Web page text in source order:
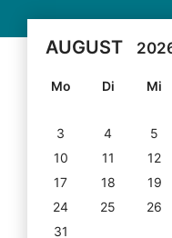
AUGUST
Mo Di Mi
3
4 5
10
11 12
17
18 19
24
25 26
31